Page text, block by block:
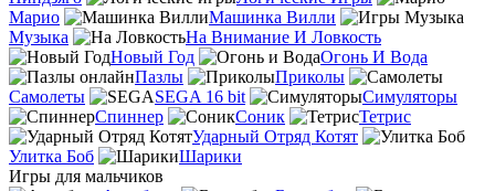
Марио
Машинка Вилли
Музыка
На Внимание И Ловкость
Новый Год
Огонь И Вода
Пазлы
Приколы
Самолеты
SEGA 16 bit
Симуляторы
Спиннер
Соник
Тетрис
Ударный Отряд Котят
Улитка Боб
Шарики
Игры для мальчиков